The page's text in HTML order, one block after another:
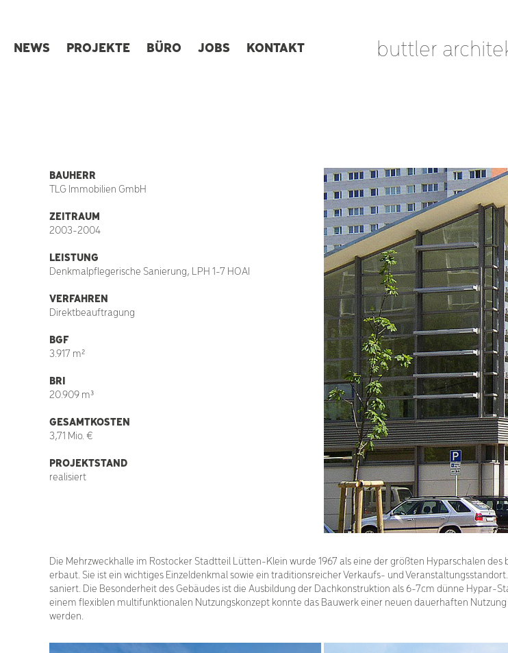
NEWS PROJEKTE BÜRO JOBS KONTAKT buttler
BAUHERR
TLG Immobilien GmbH
ZEITRAUM
2003-2004
LEISTUNG
Denkmalpflegerische Sanierung, LPH 1-7 HOAI
VERFAHREN
Direktbeauftragung
BGF
3.917 m²
BRI
20.909 m³
GESAMTKOSTEN
3,71 Mio. €
PROJEKTSTAND
realisiert
Die Mehrzweckhalle im Rostocker Stadtteil Lütten-Klein wurde 1967 als eine der größten Hyparschalen
erbaut. Sie ist ein wichtiges Einzeldenkmal sowie ein traditionsreicher Verkaufs- und
saniert. Die Besonderheit des Gebäudes ist die Ausbildung der Dachkonstruktion als 6-7cm dünne
einem flexiblen multifunktionalen Nutzungskonzept konnte das Bauwerk einer neuen dauerhaften
werden.